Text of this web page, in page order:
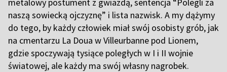
naszą sowiecką ojczyznę” i lista nazwisk. A my dążymy
do tego, by każdy człowiek miał swój osobisty grób, jak
na cmentarzu La Doua w Villeurbanne pod Lionem,
gdzie spoczywają tysiące poległych w I i II wojnie
światowej, ale każdy ma swój własny nagrobek.